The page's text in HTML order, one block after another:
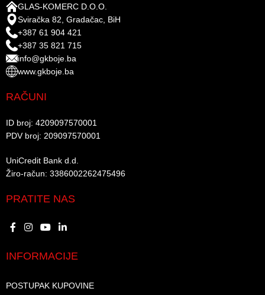
GLAS-KOMERC D.O.O.
Sviračka 82, Gradačac, BiH
+387 61 904 421
+387 35 821 715
info@gkboje.ba
www.gkboje.ba
RAČUNI
ID broj: 4209097570001​
PDV broj: 209097570001 ​
UniCredit Bank d.d.​
Žiro-račun: 3386002262475496​​
PRATITE NAS
INFORMACIJE
POSTUPAK KUPOVINE